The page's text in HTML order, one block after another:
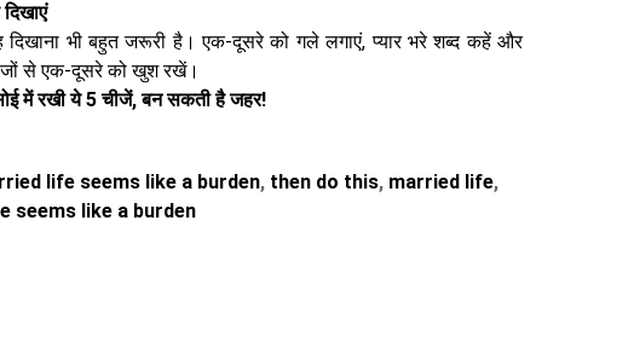
दिखाना भी बहुत जरूरी है। एक-दूसरे को गले लगाएं, प्यार भरे शब्द कहें और
से एक-दूसरे को खुश रखें।
में रखी ये 5 चीजें, बन सकती है जहर!
life seems like a burden, then do this, married life,
seems like a burden